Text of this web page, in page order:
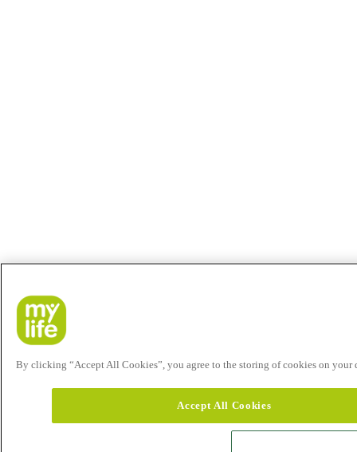
By clicking “Accept All Cookies”, you agree to the storing of cookies on your
Accept All Cookies